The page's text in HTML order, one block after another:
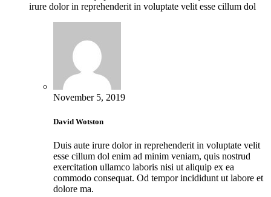
irure dolor in reprehenderit in voluptate velit esse cillum dol
November 5, 2019
David Wotston
Duis aute irure dolor in reprehenderit in voluptate velit
esse cillum dol enim ad minim veniam, quis nostrud
exercitation ullamco laboris nisi ut aliquip ex ea
commodo consequat. Od tempor incididunt ut labore et
dolore ma.